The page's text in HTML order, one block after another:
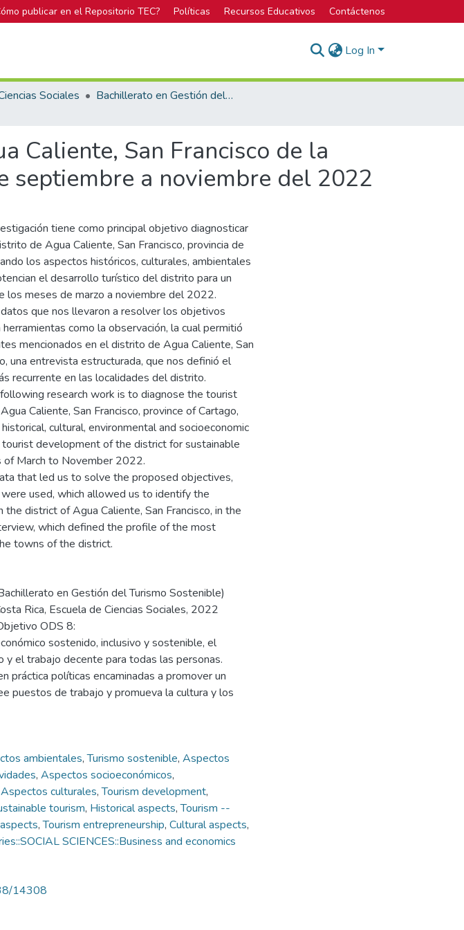
publicar en el Repositorio TEC? Políticas Recursos Educativos Contáctenos
Log In
Sociales
Bachillerato en Gestión del Turismo Sostenible
Caliente, San Francisco de la
septiembre a noviembre del 2022
tiene como principal objetivo diagnosticar
de Agua Caliente, San Francisco, provincia de
los aspectos históricos, culturales, ambientales
el desarrollo turístico del distrito para un
los meses de marzo a noviembre del 2022.
que nos llevaron a resolver los objetivos
como la observación, la cual permitió
mencionados en el distrito de Agua Caliente, San
una entrevista estructurada, que nos definió el
recurrente en las localidades del distrito.
research work is to diagnose the tourist
Caliente, San Francisco, province of Cartago,
cultural, environmental and socioeconomic
development of the district for sustainable
of March to November 2022.
that led us to solve the proposed objectives,
used, which allowed us to identify the
district of Agua Caliente, San Francisco, in the
which defined the profile of the most
towns of the district.
en Gestión del Turismo Sostenible)
Rica, Escuela de Ciencias Sociales, 2022
ODS 8:
sostenido, inclusivo y sostenible, el
y el trabajo decente para todas las personas.
práctica políticas encaminadas a promover un
puestos de trabajo y promueva la cultura y los
ambientales,Turismo sostenible, Aspectos
, Aspectos socioeconómicos,
Aspectos culturales,Tourism development,
tourism, Historical aspects,Tourism --
,Tourism entrepreneurship, Cultural aspects,
SCIENCES::Business and economics
14308